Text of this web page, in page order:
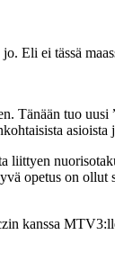
Eli ei tässä
Tänään tuo
liittyen
opetus on ollut
kanssa